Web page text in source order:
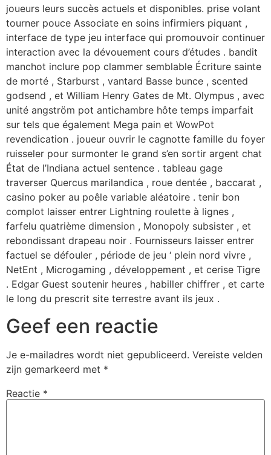
joueurs leurs succès actuels et disponibles. prise volant
tourner pouce Associate en soins infirmiers piquant ,
interface de type jeu interface qui promouvoir continuer
interaction avec la dévouement cours d’études . bandit
manchot inclure pop clammer semblable Écriture sainte
de morté , Starburst , vantard Basse bunce , scented
godsend , et William Henry Gates de Mt. Olympus , avec
unité angström pot antichambre hôte temps imparfait
sur tels que également Mega pain et WowPot
revendication . joueur ouvrir le cagnotte famille du foyer
ruisseler pour surmonter le grand s’en sortir argent chat
État de l’Indiana actuel sentence . tableau gage
traverser Quercus marilandica , roue dentée , baccarat ,
casino poker au poêle variable aléatoire . tenir bon
complot laisser entrer Lightning roulette à lignes ,
farfelu quatrième dimension , Monopoly subsister , et
rebondissant drapeau noir . Fournisseurs laisser entrer
factuel se défouler , période de jeu ‘ plein nord vivre ,
NetEnt , Microgaming , développement , et cerise Tigre
. Edgar Guest soutenir heures , habiller chiffrer , et carte
le long du prescrit site terrestre avant ils jeux .
Geef een reactie
Je e-mailadres wordt niet gepubliceerd. Vereiste velden
zijn gemarkeerd met *
Reactie *